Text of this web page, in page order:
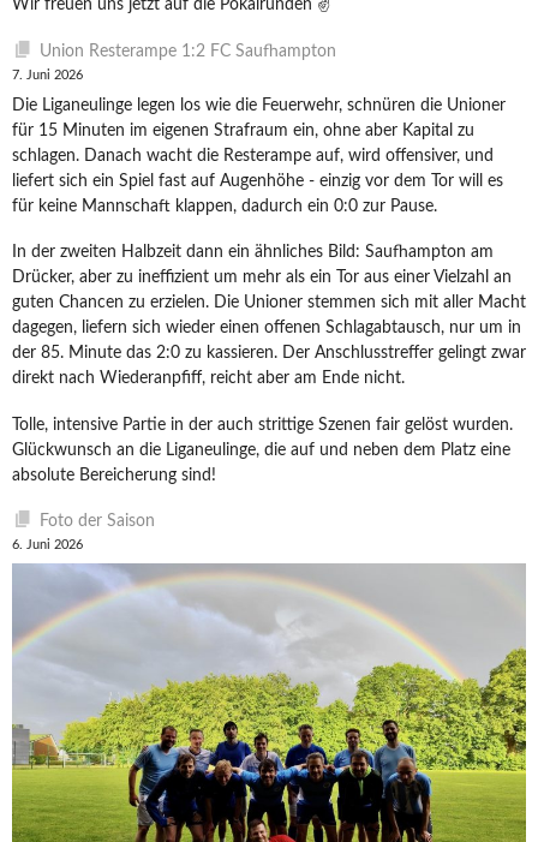
Wir freuen uns jetzt auf die Pokalrunden ✌️
Union Resterampe 1:2 FC Saufhampton
7. Juni 2026
Die Liganeulinge legen los wie die Feuerwehr, schnüren die Unioner
für 15 Minuten im eigenen Strafraum ein, ohne aber Kapital zu
schlagen. Danach wacht die Resterampe auf, wird offensiver, und
liefert sich ein Spiel fast auf Augenhöhe - einzig vor dem Tor will es
für keine Mannschaft klappen, dadurch ein 0:0 zur Pause.
In der zweiten Halbzeit dann ein ähnliches Bild: Saufhampton am
Drücker, aber zu ineffizient um mehr als ein Tor aus einer Vielzahl an
guten Chancen zu erzielen. Die Unioner stemmen sich mit aller Macht
dagegen, liefern sich wieder einen offenen Schlagabtausch, nur um in
der 85. Minute das 2:0 zu kassieren. Der Anschlusstreffer gelingt zwar
direkt nach Wiederanpfiff, reicht aber am Ende nicht.
Tolle, intensive Partie in der auch strittige Szenen fair gelöst wurden.
Glückwunsch an die Liganeulinge, die auf und neben dem Platz eine
absolute Bereicherung sind!
Foto der Saison
6. Juni 2026